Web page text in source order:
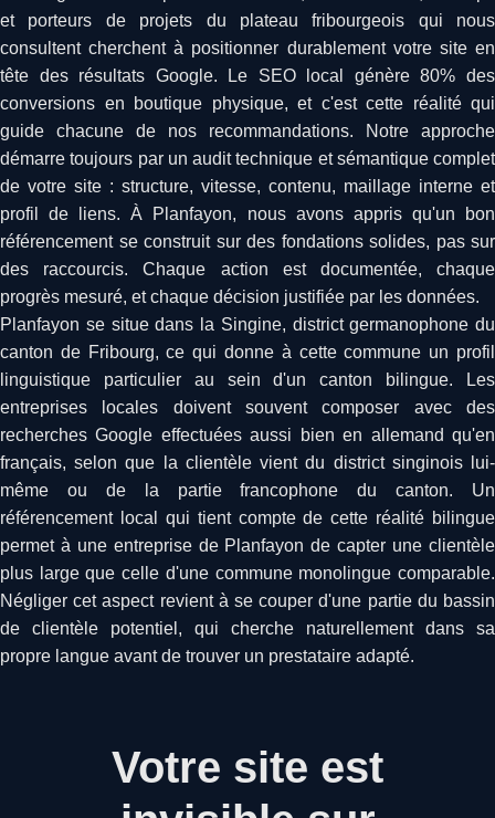
et porteurs de projets du plateau fribourgeois qui nous
consultent cherchent à positionner durablement votre site en
tête des résultats Google. Le SEO local génère 80% des
conversions en boutique physique, et c'est cette réalité qui
guide chacune de nos recommandations. Notre approche
démarre toujours par un audit technique et sémantique complet
de votre site : structure, vitesse, contenu, maillage interne et
profil de liens. À Planfayon, nous avons appris qu'un bon
référencement se construit sur des fondations solides, pas sur
des raccourcis. Chaque action est documentée, chaque
progrès mesuré, et chaque décision justifiée par les données.
Planfayon se situe dans la Singine, district germanophone du
canton de Fribourg, ce qui donne à cette commune un profil
linguistique particulier au sein d'un canton bilingue. Les
entreprises locales doivent souvent composer avec des
recherches Google effectuées aussi bien en allemand qu'en
français, selon que la clientèle vient du district singinois lui-
même ou de la partie francophone du canton. Un
référencement local qui tient compte de cette réalité bilingue
permet à une entreprise de Planfayon de capter une clientèle
plus large que celle d'une commune monolingue comparable.
Négliger cet aspect revient à se couper d'une partie du bassin
de clientèle potentiel, qui cherche naturellement dans sa
propre langue avant de trouver un prestataire adapté.
Votre site est